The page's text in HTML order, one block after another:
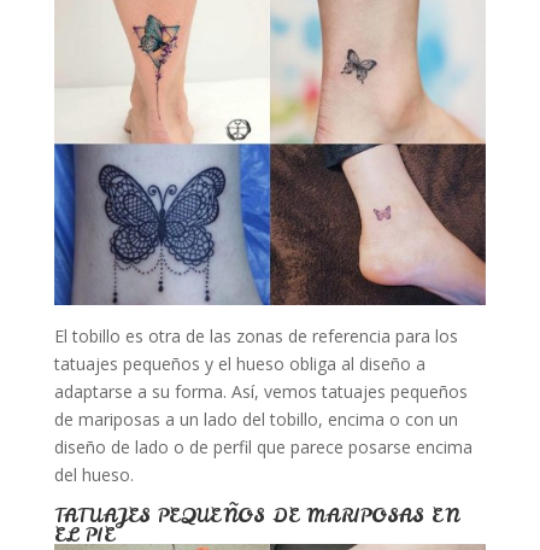
El tobillo es otra de las zonas de referencia para los
tatuajes pequeños y el hueso obliga al diseño a
adaptarse a su forma. Así, vemos tatuajes pequeños
de mariposas a un lado del tobillo, encima o con un
diseño de lado o de perfil que parece posarse encima
del hueso.
TATUAJES PEQUEÑOS DE MARIPOSAS EN
EL PIE